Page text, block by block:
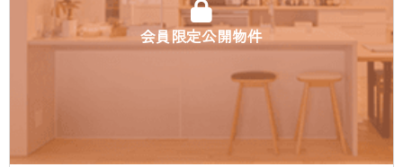
会員限定公開物件